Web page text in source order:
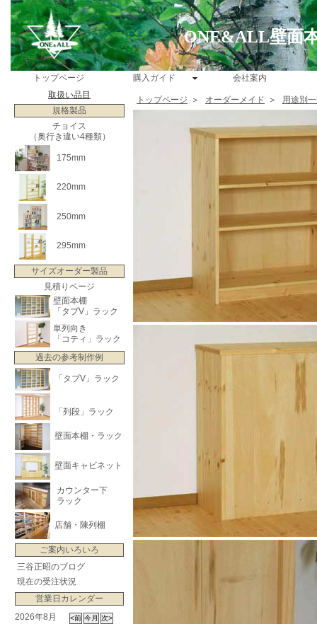
ONE&ALL壁面
トップページ 購入ガイド
会社案内
取扱い品目
規格製品
チョイス
（奥行き違い4種類）
175mm
220mm
250mm
295mm
サイズオーダー製品
見積りページ
壁面本棚
「タブV」ラック
単列向き
「コティ」ラック
過去の参考制作例
「タブV」ラック
「列段」ラック
壁面本棚・ラック
壁面キャビネット
カウンター下
ラック
店舗・陳列棚
ご案内いろいろ
三谷正昭のブログ
現在の受注状況
営業日カレンダー
2026年8月
トップページ ＞ オーダーメイド ＞ 用途別